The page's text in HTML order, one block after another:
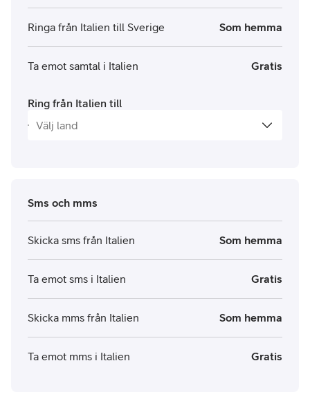
Ringa från Italien till Sverige Som hemma
Ta emot samtal i Italien Gratis
Ring från Italien till
Sms och mms
Skicka sms från Italien Som hemma
Ta emot sms i Italien Gratis
Skicka mms från Italien Som hemma
Ta emot mms i Italien Gratis